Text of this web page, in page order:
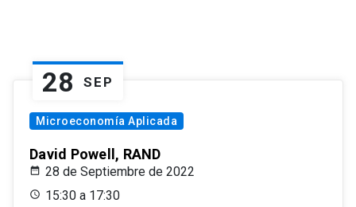
28 SEP
Microeconomía Aplicada
David Powell, RAND
28 de Septiembre de 2022
15:30 a 17:30